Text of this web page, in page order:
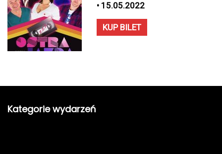
• 15.05.2022
KUP BILET
Kategorie wydarzeń